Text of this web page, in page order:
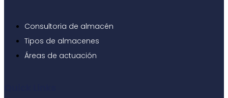
Consultoria de almacén
Tipos de almacenes
Áreas de actuación